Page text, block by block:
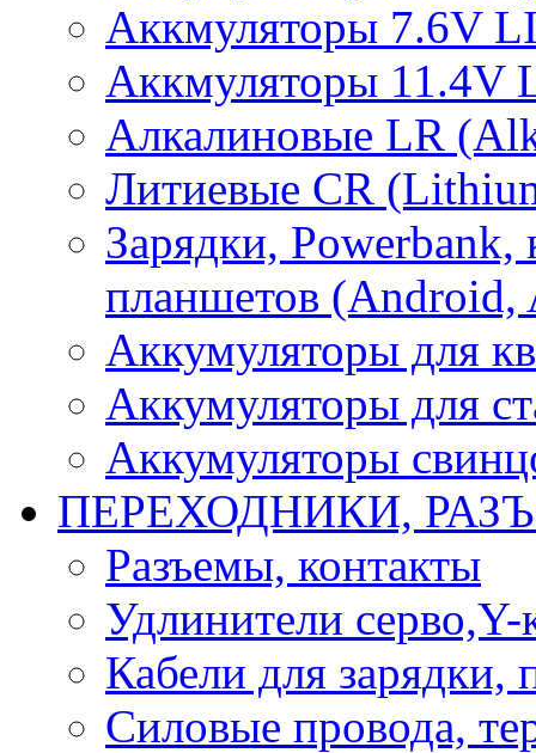
Аккмуляторы 7.6V
Аккмуляторы 11.4V
Алкалиновые LR
Литиевые CR
Зарядки, Powerbank,
планшетов (Android,
Аккумуляторы для
Аккумуляторы для
Аккумуляторы
ПЕРЕХОДНИКИ,
Разъемы, контакты
Удлинители серво,Y-
Кабели для зарядки,
Силовые провода,